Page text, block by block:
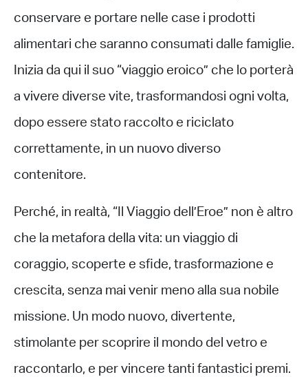
conservare e portare nelle case i prodotti
alimentari che saranno consumati dalle famiglie.
Inizia da qui il suo “viaggio eroico” che lo porterà
a vivere diverse vite, trasformandosi ogni volta,
dopo essere stato raccolto e riciclato
correttamente, in un nuovo diverso
contenitore.
Perché, in realtà, “Il Viaggio dell’Eroe” non è altro
che la metafora della vita: un viaggio di
coraggio, scoperte e sfide, trasformazione e
crescita, senza mai venir meno alla sua nobile
missione. Un modo nuovo, divertente,
stimolante per scoprire il mondo del vetro e
raccontarlo, e per vincere tanti fantastici premi.